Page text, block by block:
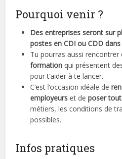
Pourquoi venir ?
Des entreprises seront sur
postes en CDI ou CDD
Tu pourras aussi rencontrer
formation qui présentent
pour t’aider à te lancer.
C’est l’occasion idéale de
employeurs et deposer
métiers, les conditions de
possibles.
Infos pratiques